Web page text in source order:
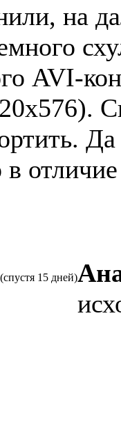
на
AVI-
в
(спустя 15 дней)